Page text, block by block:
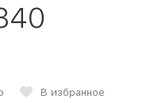
В избранное